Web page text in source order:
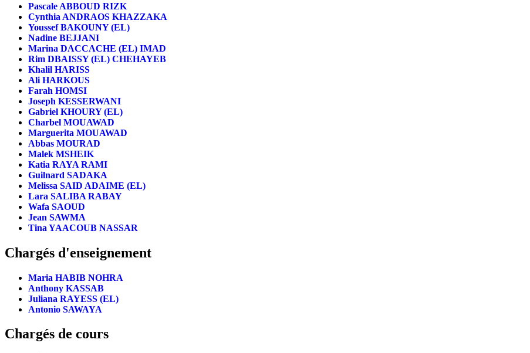
Pascale ABBOUD RIZK
Cynthia ANDRAOS KHAZZAKA
Youssef BAKOUNY (EL)
Nadine BEJJANI
Marina DACCACHE (EL) IMAD
Rim DBAISSY (EL) CHEHAYEB
Khalil HARISS
Ali HARKOUS
Farah HOMSI
Joseph KESSERWANI
Gabriel KHOURY (EL)
Charbel MOUAWAD
Marguerita MOUAWAD
Abbas MOURAD
Malek MSHEIK
Katia RAYA RAMI
Guilnard SADAKA
Melissa SAID ADAIME (EL)
Lara SALIBA RABAY
Wafa SAOUD
Jean SAWMA
Tina YAACOUB NASSAR
Chargés d'enseignement
Maria HABIB NOHRA
Anthony KASSAB
Juliana RAYESS (EL)
Antonio SAWAYA
Chargés de cours